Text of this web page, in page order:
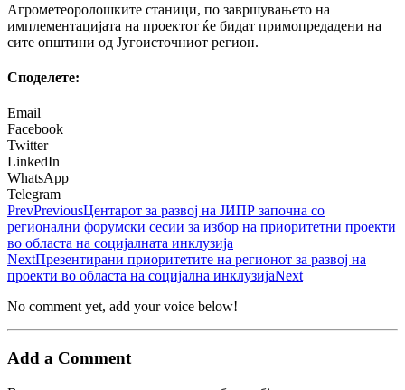
Агрометеоролошките станици, по завршувањето на
имплементацијата на проектот ќе бидат примопредадени на
сите општини од Југоисточниот регион.
Споделeте:
Email
Facebook
Twitter
LinkedIn
WhatsApp
Telegram
PrevPreviousЦентарот за развој на ЈИПР започна со
регионални форумски сесии за избор на приоритетни проекти
во областа на социјалната инклузија
NextПрезентирани приоритетите на регионот за развој на
проекти во областа на социјална инклузијаNext
No comment yet, add your voice below!
Add a Comment